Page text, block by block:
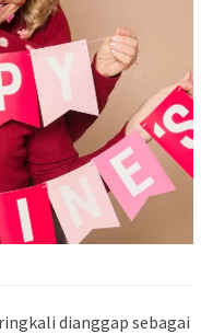
dianggap sebagai